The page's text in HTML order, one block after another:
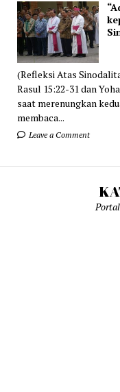
(Refleksi Atas
Rasul 15:22-31 dan
saat merenungkan
membaca...
Leave a Comment